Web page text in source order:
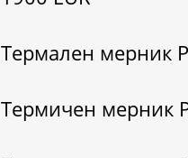
Термален мерник
Термичен мерник